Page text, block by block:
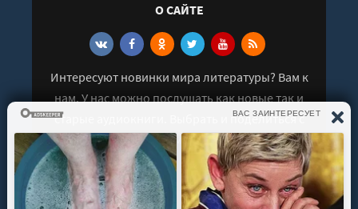
О САЙТЕ
Интересуют новинки мира литературы? Вам к
нам. У нас можно послушать как новые так и
старые аудиокниги. Выбрать и поделиться с
друзьями лучшими аудиокнигами!